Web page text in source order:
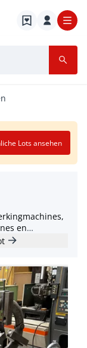
Lots ansehen
en